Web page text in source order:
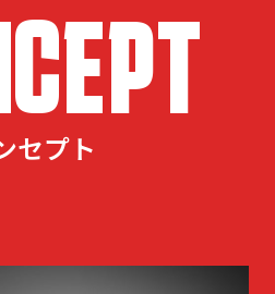
セプト